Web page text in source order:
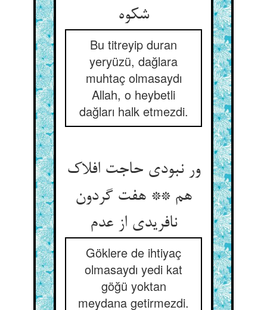
شکوه‏
Bu titreyip duran
yeryüzü, dağlara
muhtaç olmasaydı
Allah, o heybetli
dağları halk etmezdi.
ور نبودی حاجت افلاک
هم ** هفت گردون
نافریدی از عدم‏
Göklere de ihtiyaç
olmasaydı yedi kat
göğü yoktan
meydana getirmezdi.